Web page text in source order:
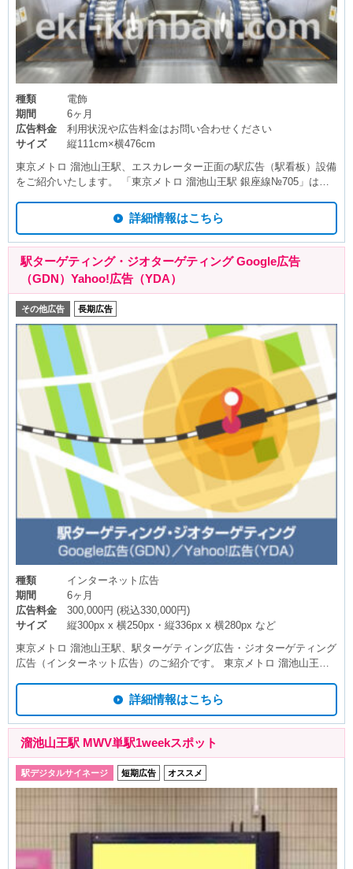
種類
電飾
期間
6ヶ月
広告料金
利用状況や広告料金はお問い合わせください
サイズ
縦111cm×横476cm
東京メトロ 溜池山王駅、エスカレーター正面の駅広告（駅看板）設備
をご紹介いたします。 「東京メトロ 溜池山王駅 銀座線№705」は東
溜池山王駅で下車し、溜池交差点方面改札および出口9～14方面へ向
かう方に見ていただけます。 エスカレーター正面に設置された駅
看板は駅利用者の移動中に自然と見てもらえ、東京メトロ 溜池山王駅
の周辺にある店舗施設の紹介や道案内に利用されています。 溜池山王
駅の利用者を対象とした企業告知や商品・サービス周知、施設・店舗
案内などにお役立てください。 駅看板は6ヶ月や12ヶ月の広告スパン
で利用される駅広告で、月額の広告コストが他の駅広告と比べて価格
が抑えられております。 駅看板は駅構内で長期的に（また継続的に）
広告掲載をお考えのお客様にオススメしている広告商品です。 東京メ
トロ 溜池山王駅の駅看板の利用状況はスタッフまでお問い合わせくだ
さい。この看板はもちろんですが、他にもいい広告看板が空いていれ
ば合わせてご案内差し上げます。
詳細情報はこちら
駅ターゲティング・ジオターゲティング Google広告
（GDN）Yahoo!広告（YDA）
その他広告 長期広告
種類
インターネット広告
期間
6ヶ月
広告料金
300,000円 (税込330,000円)
サイズ
縦300px x 横250px・縦336px x 横280px など
東京メトロ 溜池山王駅、駅ターゲティング広告・ジオターゲティング
広告（インターネット広告）のご紹介です。 東京メトロ 溜池山王駅
を閲覧している方に向けて配信できるディスプレイ（バナー）広告で
す。 Googleと提携しているサイトやアプリ または Yahoo!JAPANや
提携サイトの広告枠に配信できるディスプレイ（バナー広告）で、駅
利用者や電車利用者、指定半径内を移動している方や、勤務・居住し
配信対象は半径（km）に加え、年齢・性別・興味関心や検索キーワー
ドなどのセグメントを指定でき、また、広告は表示されるだけであれ
ば「無料」で、クリックされて初めて課金される「クリック課金」と
なっており、費用対効果に優れた媒体として人気です。 駅ターゲティ
ング広告・ジオターゲティング広告（インターネット広告）は6ヶ月
や12ヶ月の広告スパンで利用される駅広告で、月額の広告料金は他の
駅広告と比較してリーズナブルに設定されています。 駅ターゲティン
詳細情報はこちら
溜池山王駅 MWV単駅1weekスポット
駅デジタルサイネージ 短期広告 オススメ